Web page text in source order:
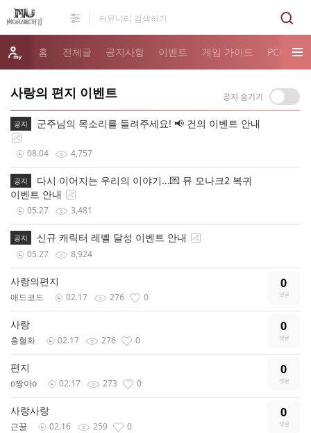
홈 전체글 공지사항 이벤트 게임 가이드 PC버전
사랑의 편지 이벤트
공지 군주님의 목소리를 들려주세요! 📢 건의 이벤트 안내
08.04 4,757
공지
다시 이어지는 우리의 이야기...💌 뮤 모나크2 복귀
이벤트 안내
05.27 3,481
공지 신규 캐릭터 레벨 달성 이벤트 안내
05.27 8,924
사랑의편지 0
애드코드 02.17 276 0
사랑 0
홍혈화 02.17 276 0
편지 0
o짱아o 02.17 273 0
사랑사랑 0
근꿀 02.16 259 0